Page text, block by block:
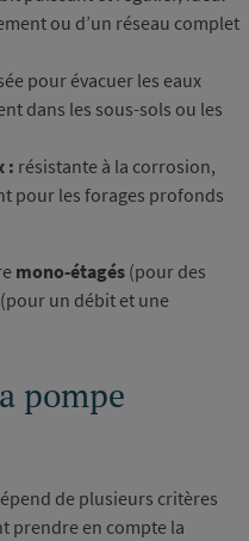
ou d’un réseau complet
pour évacuer les eaux
dans les sous-sols ou les
: résistante à la corrosion,
pour les forages profonds
mono-étagés (pour des
(pour un débit et une
pompe
de plusieurs critères
prendre en compte la